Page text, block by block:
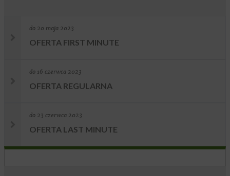
do 20 maja 2023
OFERTA FIRST MINUTE
do 16 czerwca 2023
OFERTA REGULARNA
do 23 czerwca 2023
OFERTA LAST MINUTE